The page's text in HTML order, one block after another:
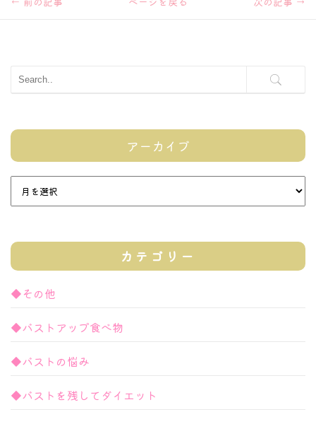
アーカイブ
カテゴリー
◆その他
◆バストアップ食べ物
◆バストの悩み
◆バストを残してダイエット